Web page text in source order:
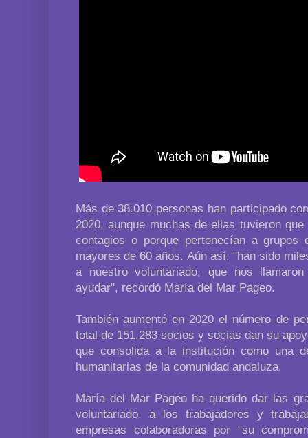
Más de 38.010 personas han participado
2020, aunque muchas de ellas tuvieron
contagios o porque pertenecían a grupos
mayores de 60 años. Aún así, "han sido
a nuestro voluntariado, que nos
ayudar", recordó María del Mar Pageo.
También aumentó en 2020 el número de
total de 151.283 socios y socias dan su
que consolida a la institución como una
humanitarias de la comunidad andaluza.
María del Mar Pageo ha querido dar las
voluntariado, a los trabajadores y
empresas colaboradoras por "su